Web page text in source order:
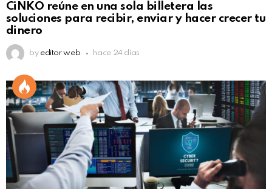
CiNKO reúne en una sola billetera las
soluciones para recibir, enviar y hacer crecer tu
dinero
by editor web hace 24 días